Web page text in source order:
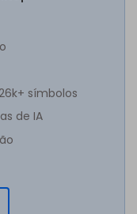
símbolos
de IA